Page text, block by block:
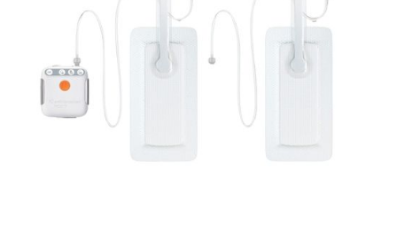
Granudacyn preparat do oczyszczania ran